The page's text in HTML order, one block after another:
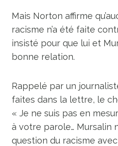
Mais Norton affirme
racisme n’a été faite
insisté pour que lui et
bonne relation.
Rappelé par un
faites dans la lettre, le
« Je ne suis pas en
à votre parole… Mursalin
question du racisme avec